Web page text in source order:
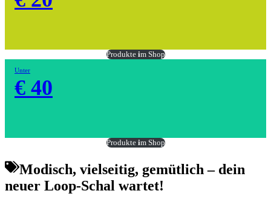
Produkte im Shop
Unter
€ 40
Produkte im Shop
Modisch, vielseitig, gemütlich – dein
neuer Loop-Schal wartet!